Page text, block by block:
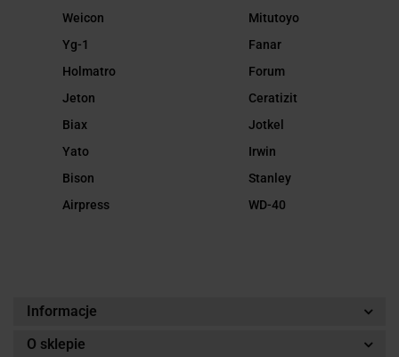
Weicon
Yg-1
Holmatro
Jeton
Biax
Yato
Bison
Airpress
Mitutoyo
Fanar
Forum
Ceratizit
Jotkel
Irwin
Stanley
WD-40
Informacje
O sklepie